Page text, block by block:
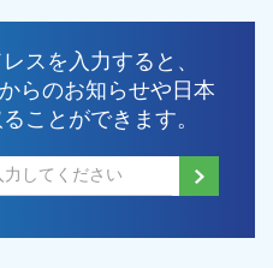
スを入力すると、
らのお知らせや日本
ことができます。